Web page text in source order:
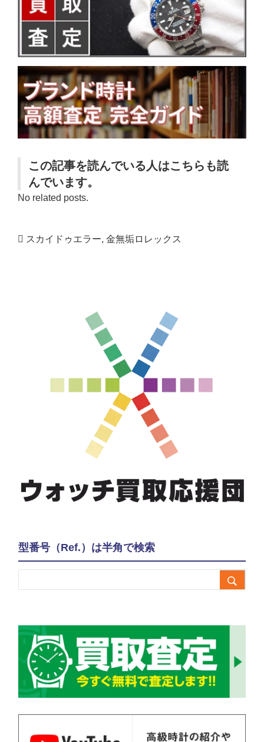
この記事を読んでいる人はこちらも読
んでいます。
No related posts.
スカイドゥエラー, 金無垢ロレックス
型番号（Ref.）は半角で検索
